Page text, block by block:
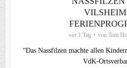
vor 1 Tag von Toni
“Das Nassfilzen machte allen
VdK-